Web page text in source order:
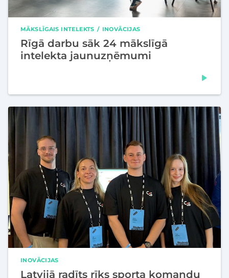
MĀKSLĪGAIS INTELEKTS INOVĀCIJAS
Rīgā darbu sāk 24 mākslīgā
intelekta jaunuzņēmumi
INOVĀCIJAS
Latvijā radīts rīks sporta komandu